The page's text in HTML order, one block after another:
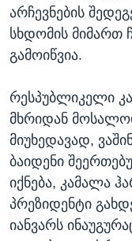
არჩევნების
სხდომის მიმართ
გამოიწვია.
რესპუბლიკელი
მხრიდან
მიუხედავად,
ბაიდენი
იქნება, კამალა
პრეზიდენტი
იანვარს